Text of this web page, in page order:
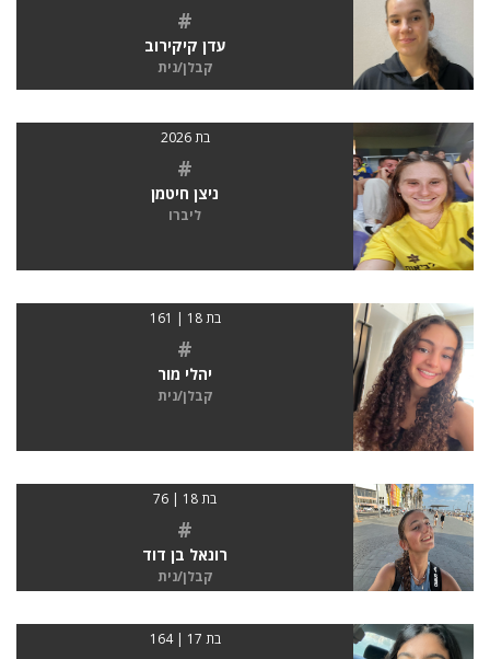
#
עדן קיקירוב
קבלן/נית
בת 2026
#
ניצן חיטמן
ליברו
בת 18 | 161
#
יהלי מור
קבלן/נית
בת 18 | 76
#
רונאל בן דוד
קבלן/נית
בת 17 | 164